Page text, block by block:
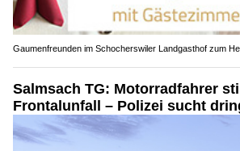
Gaumenfreunden im Schocherswiler Landgasthof zum
Salmsach TG: Motorradfahrer
Frontalunfall – Polizei sucht